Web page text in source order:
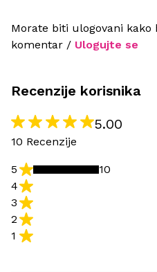
Morate biti ulogovani kako
komentar / Ulogujte se
Recenzije korisnika
5.00
10 Recenzije
1
2
3
4
5 10